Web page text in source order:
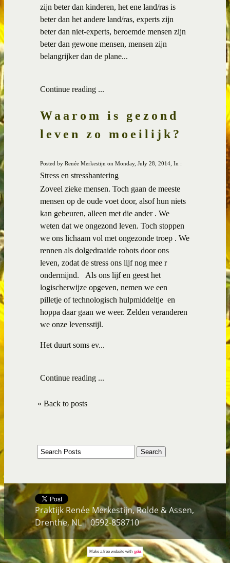
zijn beter dan kinderen, het ene land/ras is
beter dan het andere land/ras, experts zijn
beter dan niet-experts, beroemde mensen zijn
beter dan gewone mensen, mensen zijn
belangrijker dan de plane...
Continue reading ...
Waarom is gezond
leven zo moeilijk?
Posted by Renée Merkestijn on Monday, July 28, 2014, In :
Stress en stresshantering
Zoveel zieke mensen. Toch gaan de meeste
mensen op de oude voet door, alsof hun niets
kan gebeuren, alleen met die ander . We
weten dat we ongezond leven. Toch stoppen
we ons lichaam vol met ongezonde troep . We
rennen als dolgedraaide robots door ons
leven, zodat de stress ons lijf nog mee r
ondermijnd. Als ons lijf en geest het
logischerwijze opgeven, nemen we een
pilletje of technologisch hulpmiddeltje en
hoppa daar gaan we weer. Zelden veranderen
we onze levensstijl.
Het duurt soms ev...
Continue reading ...
« Back to posts
Praktijk Renée Merkestijn, Rolde & Assen,
Drenthe, NL | 0592-858710
Make afree websitewith